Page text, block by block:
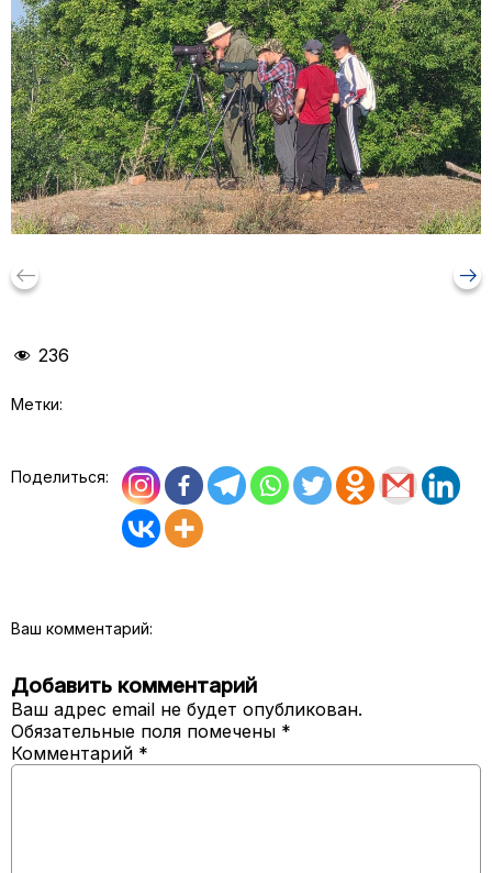
keyboard_backspace arrow_right_alt
236
Метки:
Поделиться:
Ваш комментарий:
Добавить комментарий
Ваш адрес email не будет опубликован.
Обязательные поля помечены *
Комментарий *